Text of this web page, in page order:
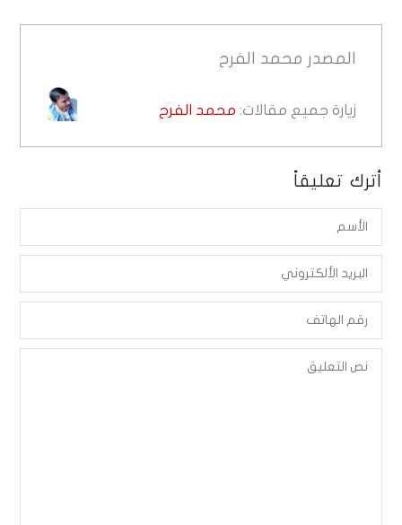
المصدر محمد الفرح
زيارة جميع مقالات: محمد الفرح
أترك تعليقاً